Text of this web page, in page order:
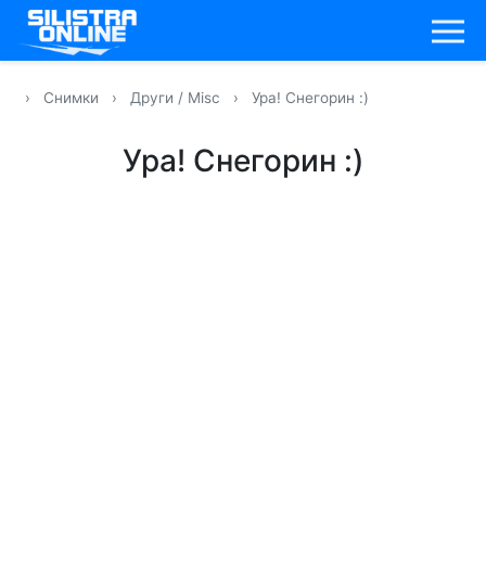
› Снимки › Други / Misc › Ура! Снегорин :)
Ура! Снегорин :)